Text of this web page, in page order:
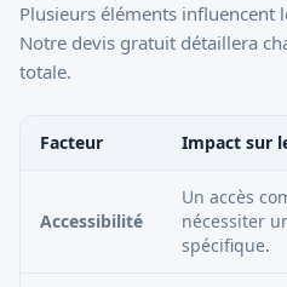
Plusieurs éléments influencent
Notre devis gratuit détaillera
totale.
Facteur Impact sur
Accessibilité
Un accès
nécessiter
spécifique.